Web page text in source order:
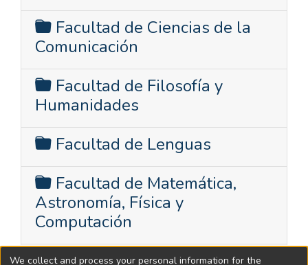
Facultad de Ciencias de la
Comunicación
Facultad de Filosofía y
Humanidades
Facultad de Lenguas
Facultad de Matemática,
Astronomía, Física y
Computación
We collect and process your personal information for the